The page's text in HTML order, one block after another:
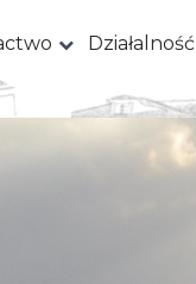
Działalność